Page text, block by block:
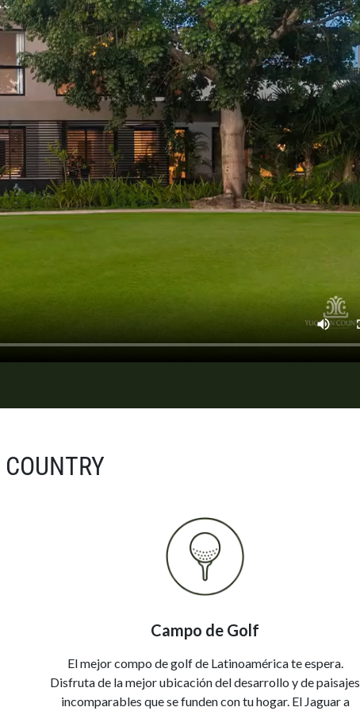
COUNTRY
Campo de Golf
El mejor compo de golf de Latinoamérica te espera.
Disfruta de la mejor ubicación del desarrollo y de paisajes
incomparables que se funden con tu hogar. El Jaguar a